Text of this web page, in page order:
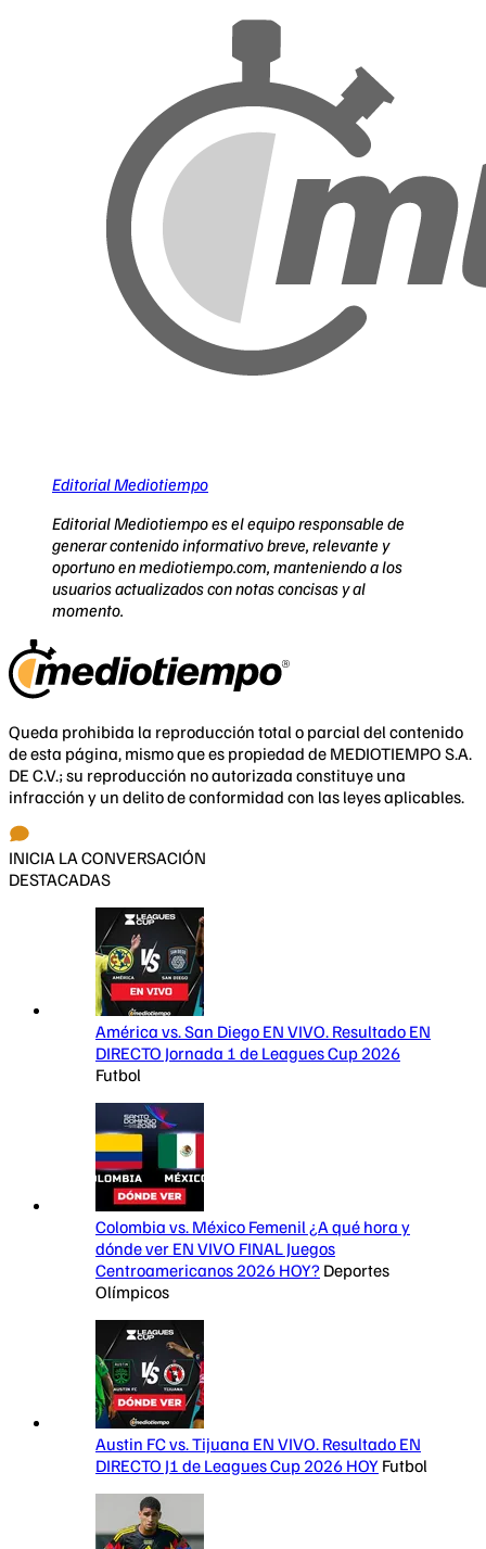
Editorial Mediotiempo
Editorial Mediotiempo es el equipo responsable de
generar contenido informativo breve, relevante y
oportuno en mediotiempo.com, manteniendo a los
usuarios actualizados con notas concisas y al
momento.
Queda prohibida la reproducción total o parcial del contenido
de esta página, mismo que es propiedad de MEDIOTIEMPO S.A.
DE C.V.; su reproducción no autorizada constituye una
infracción y un delito de conformidad con las leyes aplicables.
INICIA LA CONVERSACIÓN
DESTACADAS
América vs. San Diego EN VIVO. Resultado EN
DIRECTO Jornada 1 de Leagues Cup 2026
Futbol
Colombia vs. México Femenil ¿A qué hora y
dónde ver EN VIVO FINAL Juegos
Centroamericanos 2026 HOY? Deportes
Olímpicos
Austin FC vs. Tijuana EN VIVO. Resultado EN
DIRECTO J1 de Leagues Cup 2026 HOY Futbol